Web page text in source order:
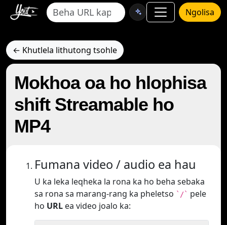
Ngolisa
← Khutlela lithutong tsohle
Mokhoa oa ho hlophisa
shift Streamable ho
MP4
Fumana video / audio ea hau
U ka leka leqheka la rona ka ho beha sebaka
sa rona sa marang-rang ka pheletso `/` pele
ho URL ea video joalo ka: